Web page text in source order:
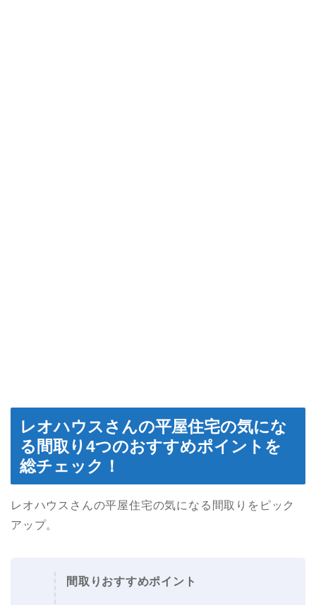
レオハウスさんの平屋住宅の気にな
る間取り4つのおすすめポイントを
総チェック！
レオハウスさんの平屋住宅の気になる間取りをピック
アップ。
間取りおすすめポイント